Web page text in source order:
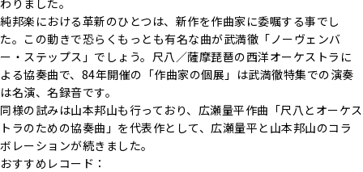
わりました。
純邦楽における革新のひとつは、新作を作曲家に委嘱する事でし
た。この動きで恐らくもっとも有名な曲が武満徹「ノーヴェンバ
ー・ステップス」でしょう。尺八／薩摩琵琶の西洋オーケストラに
よる協奏曲で、84年開催の「作曲家の個展」は武満徹特集での演奏
は名演、名録音です。
同様の試みは山本邦山も行っており、広瀬量平作曲「尺八とオーケス
トラのための協奏曲」を代表作として、広瀬量平と山本邦山のコラ
ボレーションが続きました。
おすすめレコード：